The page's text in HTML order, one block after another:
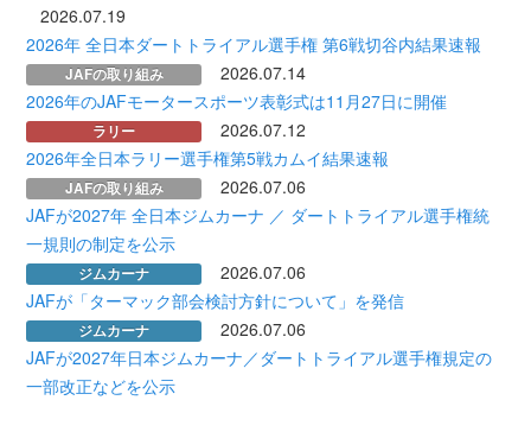
2026.07.19
2026年 全日本ダートトライアル選手権 第6戦切谷内結果速報
JAFの取り組み
2026.07.14
2026年のJAFモータースポーツ表彰式は11月27日に開催
ラリー
2026.07.12
2026年全日本ラリー選手権第5戦カムイ結果速報
JAFの取り組み
2026.07.06
JAFが2027年 全日本ジムカーナ ／ ダートトライアル選手権統
一規則の制定を公示
ジムカーナ
2026.07.06
JAFが「ターマック部会検討方針について」を発信
ジムカーナ
2026.07.06
JAFが2027年日本ジムカーナ／ダートトライアル選手権規定の
一部改正などを公示